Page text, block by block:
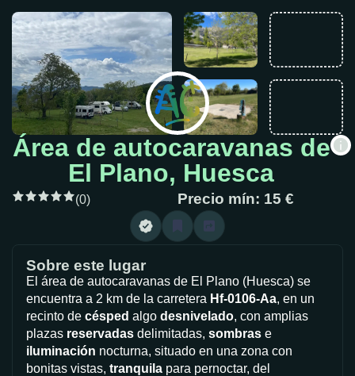
Área de autocaravanas de
El Plano, Huesca
(0) Precio mín: 15 €
Sobre este lugar
El área de autocaravanas de El Plano (Huesca) se
encuentra a 2 km de la carretera Hf-0106-Aa, en un
recinto de césped algo desnivelado, con amplias
plazas reservadas delimitadas, sombras e
iluminación nocturna, situado en una zona con
bonitas vistas, tranquila para pernoctar, del